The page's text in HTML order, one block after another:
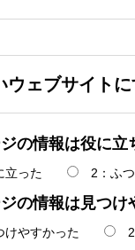
ウェブサイト
の情報は役に立
立った 2：ふ
の情報は見つけ
けやすかった